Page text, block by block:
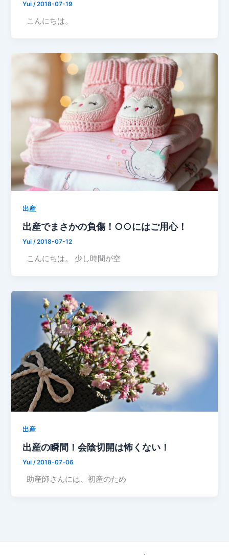
Yui/2018-07-19
こんにちは。
出産
出産でまさかの負傷！○○にはご用心！
Yui/2018-07-12
こんにちは。 少し時間が空
出産
出産の瞬間！会陰切開は怖くない！
Yui/2018-07-06
助産師さんには、初産のため